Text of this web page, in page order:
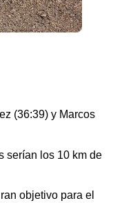
(36:39) y Marcos
serían los 10 km de
objetivo para el